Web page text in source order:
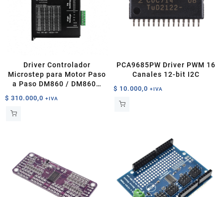
Driver Controlador
Microstep para Motor Paso
a Paso DM860 / DM860H
110VDC
$ 310.000,0 +IVA
PCA9685PW Driver PWM 16
Canales 12-bit I2C
$ 10.000,0 +IVA